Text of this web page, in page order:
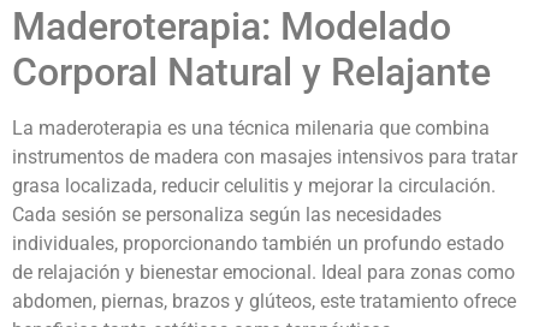
Maderoterapia: Modelado
Corporal Natural y Relajante
La maderoterapia es una técnica milenaria que combina
instrumentos de madera con masajes intensivos para tratar
grasa localizada, reducir celulitis y mejorar la circulación.
Cada sesión se personaliza según las necesidades
individuales, proporcionando también un profundo estado
de relajación y bienestar emocional. Ideal para zonas como
abdomen, piernas, brazos y glúteos, este tratamiento ofrece